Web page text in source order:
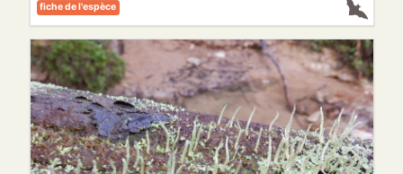
fiche de l'espèce